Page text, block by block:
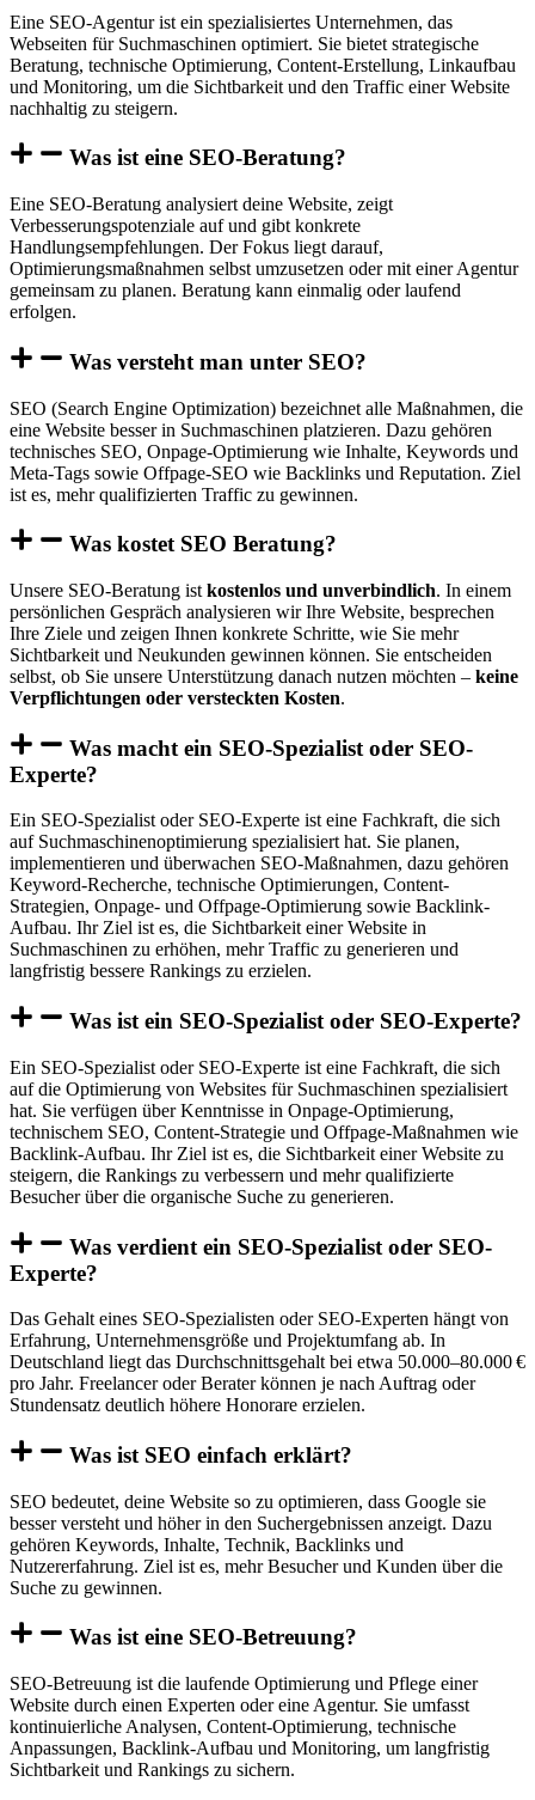
Eine SEO-Agentur ist ein spezialisiertes Unternehmen, das
Webseiten für Suchmaschinen optimiert. Sie bietet strategische
Beratung, technische Optimierung, Content-Erstellung, Linkaufbau
und Monitoring, um die Sichtbarkeit und den Traffic einer Website
nachhaltig zu steigern.
Was ist eine SEO-Beratung?
Eine SEO-Beratung analysiert deine Website, zeigt
Verbesserungspotenziale auf und gibt konkrete
Handlungsempfehlungen. Der Fokus liegt darauf,
Optimierungsmaßnahmen selbst umzusetzen oder mit einer Agentur
gemeinsam zu planen. Beratung kann einmalig oder laufend
erfolgen.
Was versteht man unter SEO?
SEO (Search Engine Optimization) bezeichnet alle Maßnahmen, die
eine Website besser in Suchmaschinen platzieren. Dazu gehören
technisches SEO, Onpage-Optimierung wie Inhalte, Keywords und
Meta-Tags sowie Offpage-SEO wie Backlinks und Reputation. Ziel
ist es, mehr qualifizierten Traffic zu gewinnen.
Was kostet SEO Beratung?
Unsere SEO-Beratung ist kostenlos und unverbindlich. In einem
persönlichen Gespräch analysieren wir Ihre Website, besprechen
Ihre Ziele und zeigen Ihnen konkrete Schritte, wie Sie mehr
Sichtbarkeit und Neukunden gewinnen können. Sie entscheiden
selbst, ob Sie unsere Unterstützung danach nutzen möchten – keine
Verpflichtungen oder versteckten Kosten.
Was macht ein SEO-Spezialist oder SEO-
Experte?
Ein SEO-Spezialist oder SEO-Experte ist eine Fachkraft, die sich
auf Suchmaschinenoptimierung spezialisiert hat. Sie planen,
implementieren und überwachen SEO-Maßnahmen, dazu gehören
Keyword-Recherche, technische Optimierungen, Content-
Strategien, Onpage- und Offpage-Optimierung sowie Backlink-
Aufbau. Ihr Ziel ist es, die Sichtbarkeit einer Website in
Suchmaschinen zu erhöhen, mehr Traffic zu generieren und
langfristig bessere Rankings zu erzielen.
Was ist ein SEO-Spezialist oder SEO-Experte?
Ein SEO-Spezialist oder SEO-Experte ist eine Fachkraft, die sich
auf die Optimierung von Websites für Suchmaschinen spezialisiert
hat. Sie verfügen über Kenntnisse in Onpage-Optimierung,
technischem SEO, Content-Strategie und Offpage-Maßnahmen wie
Backlink-Aufbau. Ihr Ziel ist es, die Sichtbarkeit einer Website zu
steigern, die Rankings zu verbessern und mehr qualifizierte
Besucher über die organische Suche zu generieren.
Was verdient ein SEO-Spezialist oder SEO-
Experte?
Das Gehalt eines SEO-Spezialisten oder SEO-Experten hängt von
Erfahrung, Unternehmensgröße und Projektumfang ab. In
Deutschland liegt das Durchschnittsgehalt bei etwa 50.000–80.000 €
pro Jahr. Freelancer oder Berater können je nach Auftrag oder
Stundensatz deutlich höhere Honorare erzielen.
Was ist SEO einfach erklärt?
SEO bedeutet, deine Website so zu optimieren, dass Google sie
besser versteht und höher in den Suchergebnissen anzeigt. Dazu
gehören Keywords, Inhalte, Technik, Backlinks und
Nutzererfahrung. Ziel ist es, mehr Besucher und Kunden über die
Suche zu gewinnen.
Was ist eine SEO-Betreuung?
SEO-Betreuung ist die laufende Optimierung und Pflege einer
Website durch einen Experten oder eine Agentur. Sie umfasst
kontinuierliche Analysen, Content-Optimierung, technische
Anpassungen, Backlink-Aufbau und Monitoring, um langfristig
Sichtbarkeit und Rankings zu sichern.